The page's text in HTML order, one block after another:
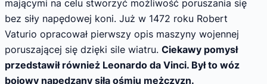
mającymi na celu stworzyć możliwość poruszania się
bez siły napędowej koni. Już w 1472 roku Robert
Vaturio opracował pierwszy opis maszyny wojennej
poruszającej się dzięki sile wiatru. Ciekawy pomysł
przedstawił również Leonardo da Vinci. Był to wóz
bojowy napędzany siłą ośmiu mężczyzn.